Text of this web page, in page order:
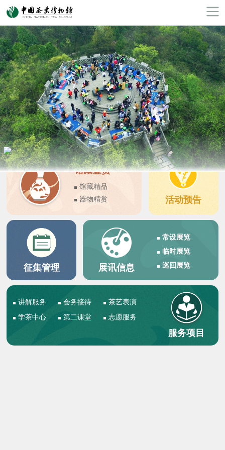
馆藏鉴赏
馆藏精品
器物精赏
活动预告
征集管理 展讯信息
常设展览
临时展览
巡回展览
讲解服务 会务接待
茶艺表演
学茶中心
第二课堂 志愿服务
服务项目